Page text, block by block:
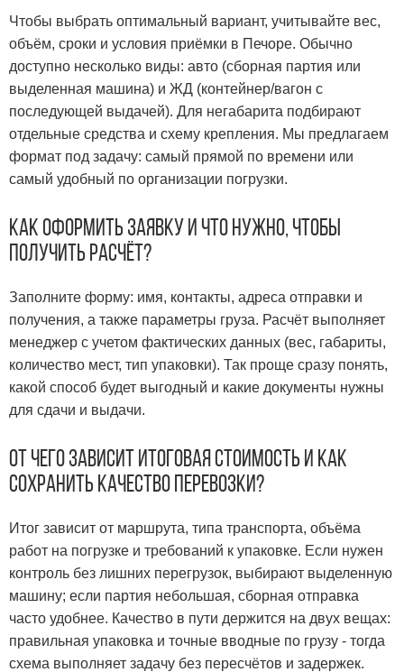
Чтобы выбрать оптимальный вариант, учитывайте вес,
объём, сроки и условия приёмки в Печоре. Обычно
доступно несколько виды: авто (сборная партия или
выделенная машина) и ЖД (контейнер/вагон с
последующей выдачей). Для негабарита подбирают
отдельные средства и схему крепления. Мы предлагаем
формат под задачу: самый прямой по времени или
самый удобный по организации погрузки.
Как оформить заявку и что нужно, чтобы
получить расчёт?
Заполните форму: имя, контакты, адреса отправки и
получения, а также параметры груза. Расчёт выполняет
менеджер с учетом фактических данных (вес, габариты,
количество мест, тип упаковки). Так проще сразу понять,
какой способ будет выгодный и какие документы нужны
для сдачи и выдачи.
От чего зависит итоговая стоимость и как
сохранить качество перевозки?
Итог зависит от маршрута, типа транспорта, объёма
работ на погрузке и требований к упаковке. Если нужен
контроль без лишних перегрузок, выбирают выделенную
машину; если партия небольшая, сборная отправка
часто удобнее. Качество в пути держится на двух вещах:
правильная упаковка и точные вводные по грузу - тогда
схема выполняет задачу без пересчётов и задержек.